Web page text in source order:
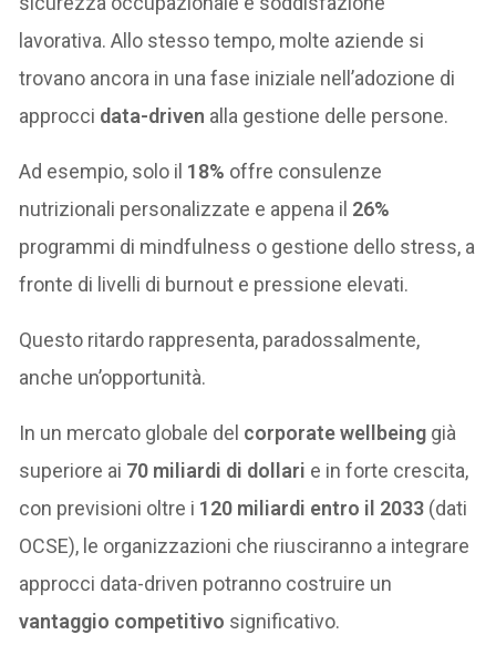
lavorativa. Allo stesso tempo, molte aziende si
trovano ancora in una fase iniziale nell’adozione di
approcci data-driven alla gestione delle persone.
Ad esempio, solo il 18% offre consulenze
nutrizionali personalizzate e appena il 26%
programmi di mindfulness o gestione dello stress, a
fronte di livelli di burnout e pressione elevati.
Questo ritardo rappresenta, paradossalmente,
anche un’opportunità.
In un mercato globale del corporate wellbeing già
superiore ai 70 miliardi di dollari e in forte crescita,
con previsioni oltre i 120 miliardi entro il 2033 (dati
OCSE), le organizzazioni che riusciranno a integrare
approcci data-driven potranno costruire un
vantaggio competitivo significativo.